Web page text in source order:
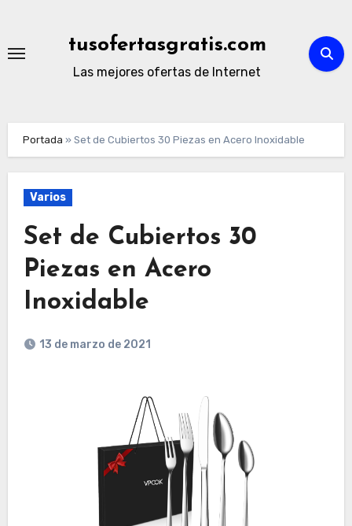
contenido
tusofertasgratis.com
Las mejores ofertas de Internet
Portada »Set de Cubiertos 30 Piezas en Acero Inoxidable
Varios
Set de Cubiertos 30
Piezas en Acero
Inoxidable
13 de marzo de 2021